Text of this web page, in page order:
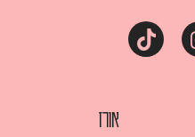
אורז